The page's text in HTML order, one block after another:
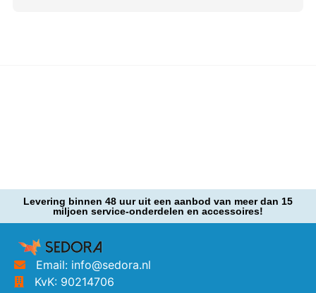
Levering binnen 48 uur uit een aanbod van meer dan 15
miljoen service-onderdelen en accessoires!
Email: info@sedora.nl
KvK: 90214706